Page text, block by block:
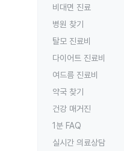
비대면 진료
병원 찾기
탈모 진료비
다이어트 진료비
여드름 진료비
약국 찾기
건강 매거진
1분 FAQ
실시간 의료상담